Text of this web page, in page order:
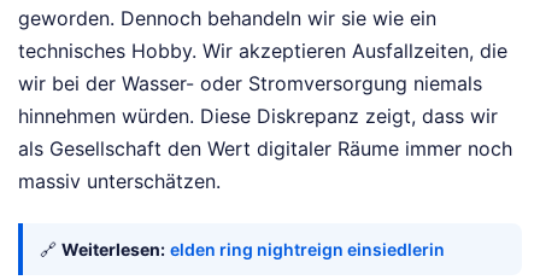
geworden. Dennoch behandeln wir sie wie ein
technisches Hobby. Wir akzeptieren Ausfallzeiten, die
wir bei der Wasser- oder Stromversorgung niemals
hinnehmen würden. Diese Diskrepanz zeigt, dass wir
als Gesellschaft den Wert digitaler Räume immer noch
massiv unterschätzen.
🔗 Weiterlesen: elden ring nightreign einsiedlerin